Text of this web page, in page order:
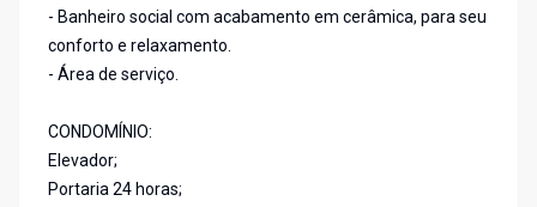
- Banheiro social com acabamento em cerâmica, para seu
conforto e relaxamento.
- Área de serviço.
CONDOMÍNIO:
Elevador;
Portaria 24 horas;